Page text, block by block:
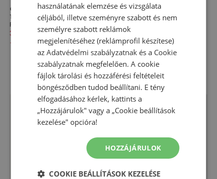
Cipő férfi Ugg Tasman II
1174671-DDCC - barna
Papucs
31 660,00 Ft 53 330,00 Ft
-
Cipő férfi Ugg Goldencoast
Clog II 1166915-CHE - barna
Papucs
34 160,00 Ft
-40%
használatának elemzése és vizsgálata
céljából, illetve szeményre szabott és nem
személyre szabott reklámok
megjelenítéséhez (reklámprofil készítese)
azAdatvédelmi szabályzatnak és a Cookie
szabályzatnak megfelelően. A cookie
fájlok tárolási és hozzáférési feltételeit
böngésződben tudod beállítani. E tény
elfogadásához kérlek, kattints a
„Hozzájárulok" vagy a „Cookie beállítások
kezelése" opcióra!
HOZZÁJÁRULOK
COOKIE BEÁLLÍTÁSOK KEZELÉSE